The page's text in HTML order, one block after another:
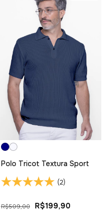
Polo Tricot Textura Sport
(2)
R$509,00 R$199,90